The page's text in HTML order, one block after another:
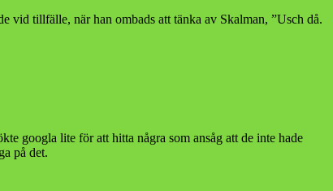
vid tillfälle, när han ombads att tänka av Skalman, ”Usch då.
googla lite för att hitta några som ansåg att de inte hade
på det.